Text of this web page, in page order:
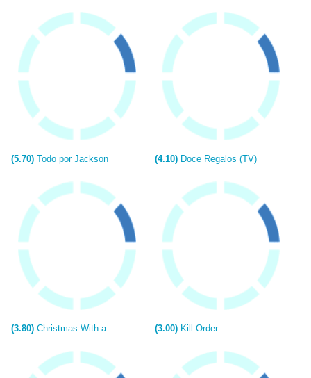
(5.70) Todo por Jackson (4.10) Doce Regalos (TV)
(3.80) Christmas With a View (TV) (3.00) Kill Order